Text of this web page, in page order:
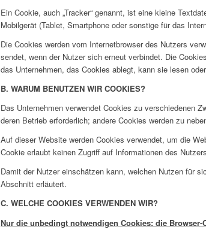
Ein Cookie, auch „Tracker“ genannt, ist eine kleine
Mobilgerät (Tablet, Smartphone oder sonstige für das
Die Cookies werden vom Internetbrowser des Nutzers
sendet, wenn der Nutzer sich erneut verbindet. Die
das Unternehmen, das Cookies ablegt, kann sie lesen
B. WARUM BENUTZEN WIR COOKIES?
Das Unternehmen verwendet Cookies zu verschiedenen
deren Betrieb erforderlich; andere Cookies werden zu
Auf dieser Website werden Cookies verwendet, um die
Cookie erlaubt keinen Zugriff auf Informationen des
Damit der Nutzer einschätzen kann, welchen Nutzen für
Abschnitt erläutert.
C. WELCHE COOKIES VERWENDEN WIR?
Nur die unbedingt notwendigen Cookies: die Browser-